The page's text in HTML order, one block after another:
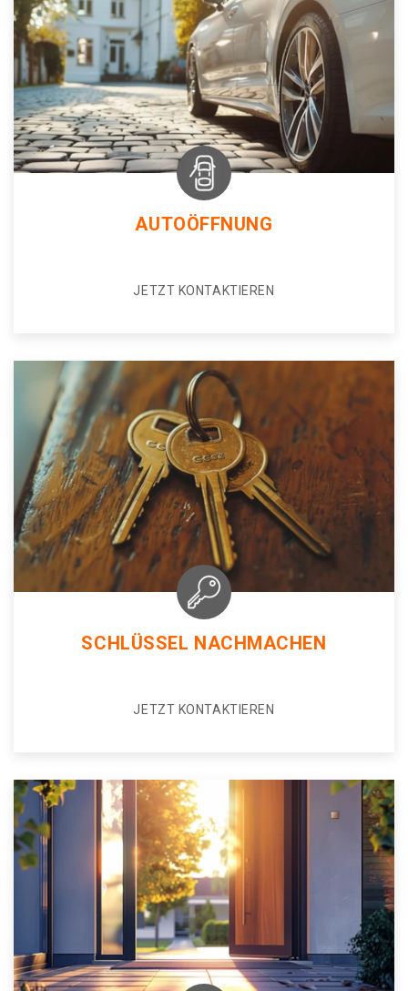
AUTOÖFFNUNG
JETZT KONTAKTIEREN
SCHLÜSSEL NACHMACHEN
JETZT KONTAKTIEREN